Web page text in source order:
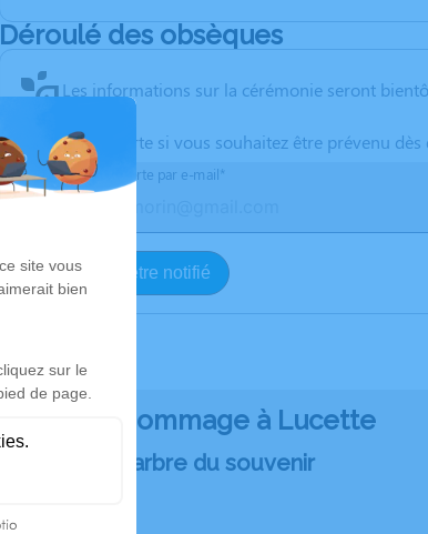
Déroulé des obsèques
Les informations sur la cérémonie seront
Activez une alerte si vous souhaitez être prévenu
Recevoir une alerte par e-mail*
Je veux être notifié
Rendez hommage à Lucette
Plantez un arbre du souvenir